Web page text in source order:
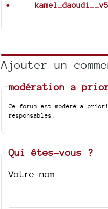
Ajouter un
modération a
Ce forum est modéré a
responsables.
Qui êtes-vous ?
Votre nom